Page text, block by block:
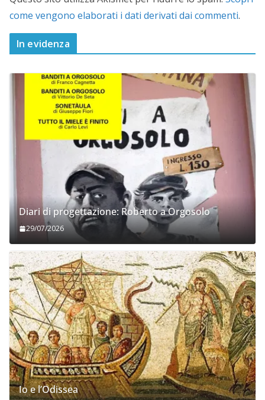
come vengono elaborati i dati derivati dai commenti.
In evidenza
Diari di progettazione: Roberto a Orgosolo
29/07/2026
Io e l’Odissea